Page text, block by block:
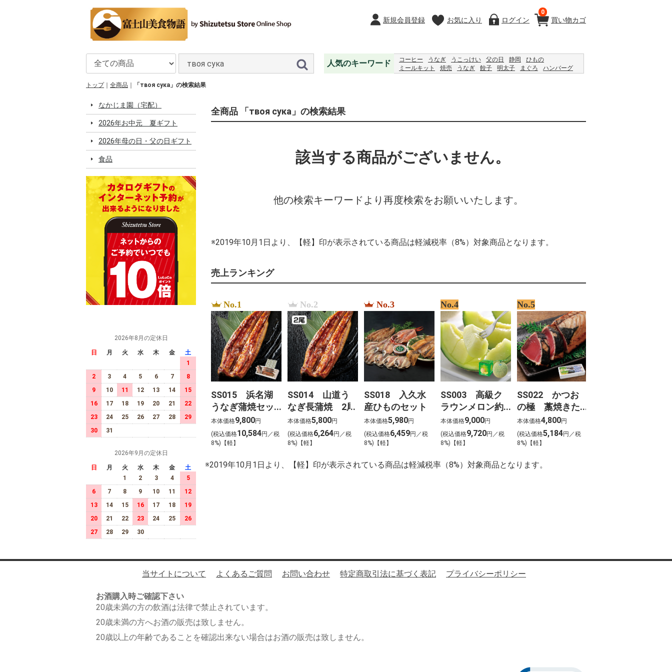
買い物カゴ
0
新規会員登録 お気に入り ログイン
人気のキーワード コーヒー うなぎ うこっけい 父の日 静岡
ひもの
ミールキット
焼売 うなぎ 餃子 明太子 まぐろ
ハンバーグ
トップ
全商品 「твоя сука」の検索結果
なかじま園（宅配）
2026年お中元 夏ギフト
2026年母の日・父の日ギフト
食品
2026年8月の定休日
日 月 火 水 木 金
土
1
2
3 4 5 6 7
8
9
10 11 12 13 14
15
16
17 18 19 20 21
22
23
24 25 26 27 28
29
30
31
2026年9月の定休日
日 月 火 水 木 金
土
1
2 3 4
5
6
7 8 9 10 11
12
13
14 15 16 17 18
19
20
21 22 23 24 25
26
27
28 29 30
全商品 「твоя сука」の検索結果
該当する商品がございません。
他の検索キーワードより再度検索をお願いいたします。
※2019年10月1日より、【軽】印が表示されている商品は軽減税率（8%）対象商品となります。
売上ランキング
No.1
SS015 浜名湖
うなぎ蒲焼セッ
ト 3尾
本体価格9,800円
(税込価格10,584円／税
8%)【軽】
No.2
SS014 山道う
なぎ長蒲焼 2尾
本体価格5,800円
(税込価格6,264円／税
8%)【軽】
No.3
SS018 入久水
産ひものセット
本体価格5,980円
(税込価格6,459円／税
8%)【軽】
No.4
SS003 高級ク
ラウンメロン約
1.3kg
本体価格9,000円
(税込価格9,720円／税
8%)【軽】
No.5
SS022 かつお
の極 藁焼きた
たき（勝栄丸限
定）
本体価格4,800円
(税込価格5,184円／税
8%)【軽】
※2019年10月1日より、【軽】印が表示されている商品は軽減税率（8%）対象商品となります。
当サイトについて よくあるご質問 お問い合わせ 特定商取引法に基づく表記 プライバシーポリシー
お酒購入時ご確認下さい
20歳未満の方の飲酒は法律で禁止されています。
20歳未満の方へお酒の販売は致しません。
20歳以上の年齢であることを確認出来ない場合はお酒の販売は致しません。